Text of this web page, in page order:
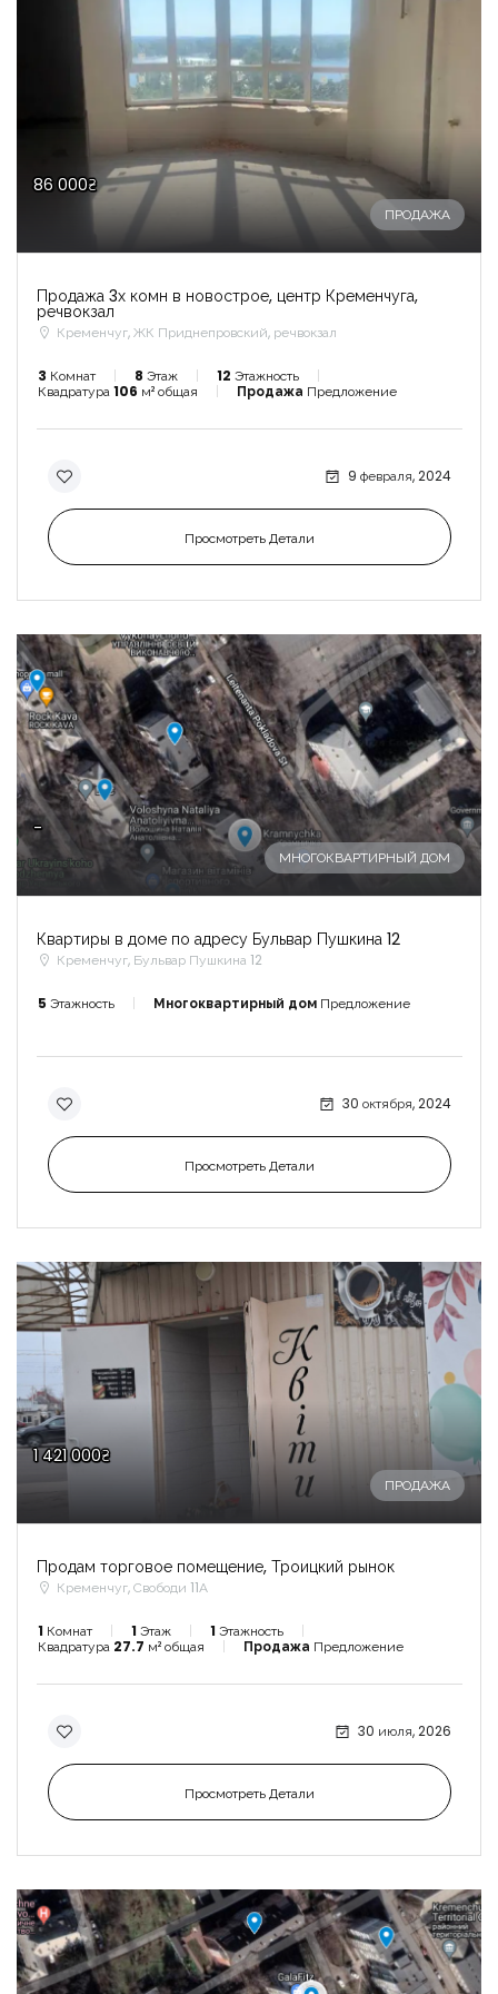
86 000₴
ПРОДАЖА
Продажа 3х комн в новострое, центр Кременчуга,
речвокзал
Кременчуг, ЖК Приднепровский, речвокзал
3 Комнат 8 Этаж 12 Этажность
Квадратура106 м² общая Продажа Предложение
9 февраля, 2024
Просмотреть Детали
-
МНОГОКВАРТИРНЫЙ ДОМ
Квартиры в доме по адресу Бульвар Пушкина 12
Кременчуг, Бульвар Пушкина 12
5 Этажность Многоквартирный дом Предложение
30 октября, 2024
Просмотреть Детали
1 421 000₴
ПРОДАЖА
Продам торговое помещение, Троицкий рынок
Кременчуг, Свободи 11А
1 Комнат 1 Этаж 1 Этажность
Квадратура 27.7 м² общая Продажа Предложение
30 июля, 2026
Просмотреть Детали
Войти